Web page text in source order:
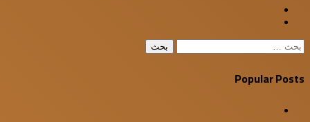
Facebook
Twitter
Google+
WhatsApp
Viber
إغلاق
البحث
Popular Posts